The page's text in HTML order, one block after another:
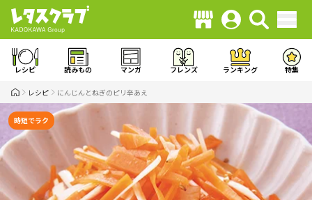
レシピ 読みもの マンガ フレンズ ランキング 特集
レシピ にんじんとねぎのピリ辛あえ
時短でラク